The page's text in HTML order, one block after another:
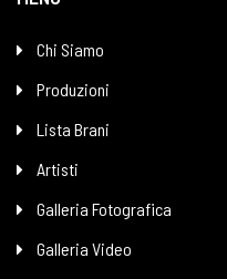
Chi Siamo
Produzioni
Lista Brani
Artisti
Galleria Fotografica
Galleria Video